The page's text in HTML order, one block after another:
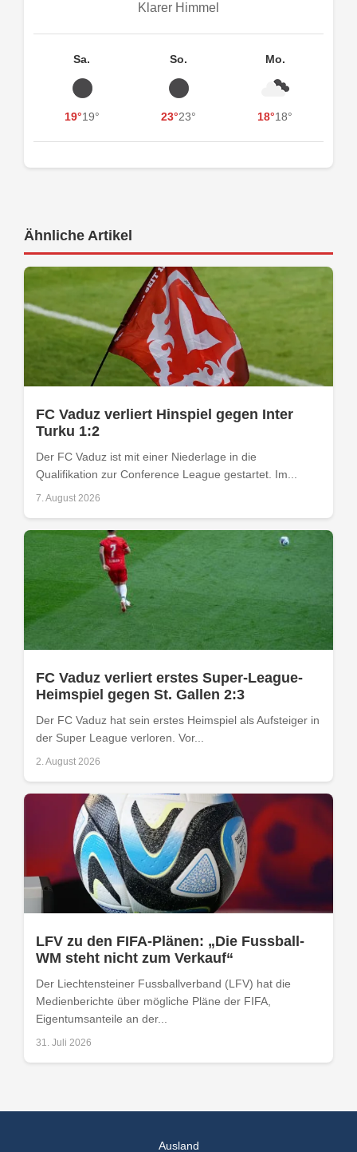
Klarer Himmel
Sa.
19°19°
So.
23°23°
Mo.
18°18°
Ähnliche Artikel
FC Vaduz verliert Hinspiel gegen Inter
Turku 1:2
Der FC Vaduz ist mit einer Niederlage in die
Qualifikation zur Conference League gestartet. Im...
7. August 2026
FC Vaduz verliert erstes Super-League-
Heimspiel gegen St. Gallen 2:3
Der FC Vaduz hat sein erstes Heimspiel als Aufsteiger in
der Super League verloren. Vor...
2. August 2026
LFV zu den FIFA-Plänen: „Die Fussball-
WM steht nicht zum Verkauf“
Der Liechtensteiner Fussballverband (LFV) hat die
Medienberichte über mögliche Pläne der FIFA,
Eigentumsanteile an der...
31. Juli 2026
Ausland